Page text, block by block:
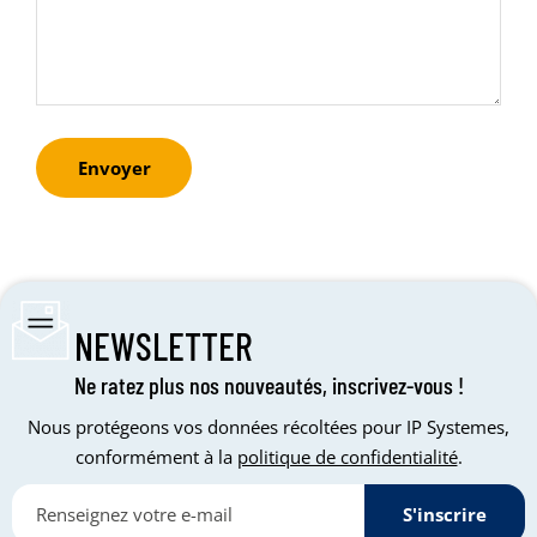
Envoyer
NEWSLETTER
Ne ratez plus nos nouveautés, inscrivez-vous !
Nous protégeons vos données récoltées pour IP Systemes,
conformément à la politique de confidentialité.
S'inscrire